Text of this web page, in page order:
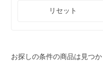
リセット
お探しの条件の商品は見つ